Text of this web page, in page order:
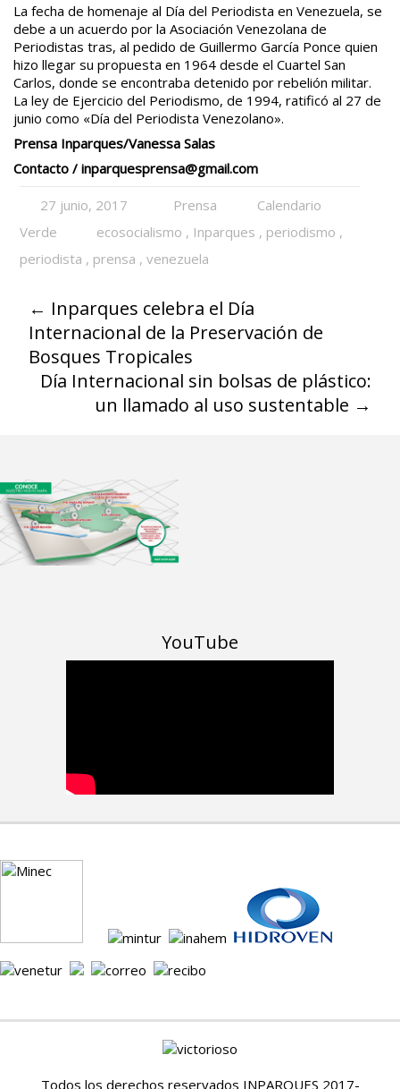
La fecha de homenaje al Día del Periodista en Venezuela, se
debe a un acuerdo por la Asociación Venezolana de
Periodistas tras, al pedido de Guillermo García Ponce quien
hizo llegar su propuesta en 1964 desde el Cuartel San
Carlos, donde se encontraba detenido por rebelión militar.
La ley de Ejercicio del Periodismo, de 1994, ratificó al 27 de
junio como «Día del Periodista Venezolano».
Prensa Inparques/Vanessa Salas
Contacto / inparquesprensa@gmail.com
27 junio, 2017 Prensa
Calendario
Verde
ecosocialismo , Inparques , periodismo ,
periodista , prensa ,venezuela
← Inparques celebra el Día
Internacional de la Preservación de
Bosques Tropicales
Día Internacional sin bolsas de plástico:
un llamado al uso sustentable →
YouTube
Todos los derechos reservados INPARQUES 2017-